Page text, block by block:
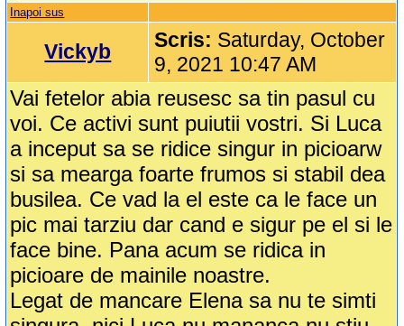
Inapoi sus
Vickyb Scris: Saturday, October
9, 2021 10:47 AM
Vai fetelor abia reusesc sa tin pasul cu
voi. Ce activi sunt puiutii vostri. Si Luca
a inceput sa se ridice singur in picioarw
si sa mearga foarte frumos si stabil dea
busilea. Ce vad la el este ca le face un
pic mai tarziu dar cand e sigur pe el si le
face bine. Pana acum se ridica in
picioare de mainile noastre.
Legat de mancare Elena sa nu te simti